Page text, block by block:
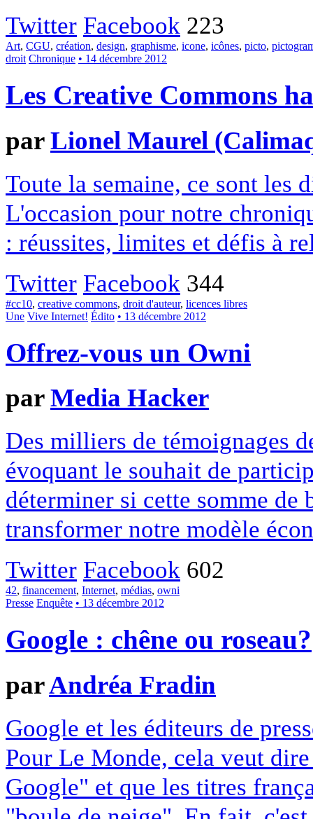
Twitter Facebook 223
Art, CGU, création, design, graphisme, icone, icônes, picto,
droit Chronique • 14 décembre 2012
Les Creative Commons
parLionel Maurel
Toute la semaine, ce sont les
L'occasion pour notre
: réussites, limites et défis à
Twitter Facebook 344
#cc10, creative commons, droit d'auteur, licences libres
Une Vive Internet! Édito • 13 décembre 2012
Offrez-vous un Owni
parMedia Hacker
Des milliers de témoignages
évoquant le souhait de
déterminer si cette somme
transformer notre modèle
Twitter Facebook 602
42, financement, Internet, médias, owni
Presse Enquête • 13 décembre 2012
Google : chêne ou roseau?
parAndréa Fradin
Google et les éditeurs de
Pour Le Monde, cela veut
Google" et que les titres